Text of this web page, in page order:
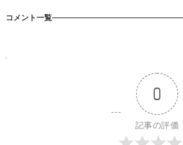
コメント一覧
0
記事の評価